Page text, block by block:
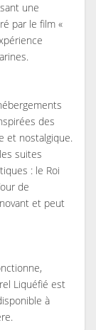
une
par le film «
des
et nostalgique.
suites
: le Roi
de
et peut
Liquéfié est
à